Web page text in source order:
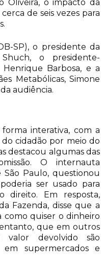
Oliveira, o impacto da
de seis vezes para
SP), o presidente da
Shuch, o presidente-
Barbosa, e a
Metabólicas, Simone
audiência.
interativa, com a
cidadão por meio do
destacou algumas das
O internauta
Paulo, questionou
ser usado para
direito. Em resposta,
Fazenda, disse que a
como quiser o dinheiro
que em outros
devolvido são
em supermercados e